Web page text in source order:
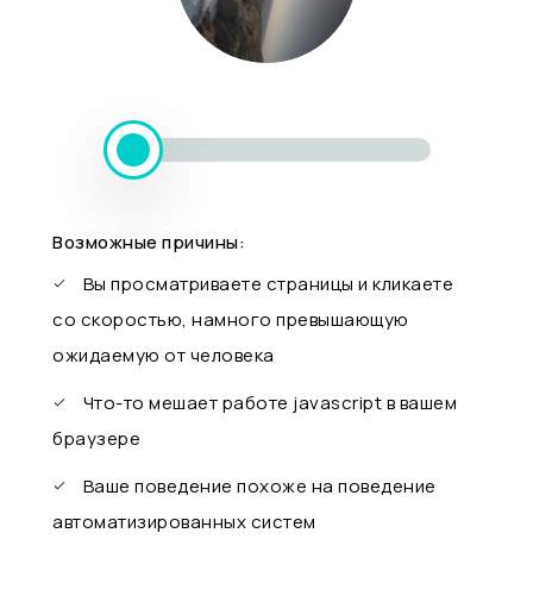
Возможные причины:
Вы просматриваете страницы и кликаете
со скоростью, намного превышающую
ожидаемую от человека
Что-то мешает работе javascript в вашем
браузере
Ваше поведение похоже на поведение
автоматизированных систем